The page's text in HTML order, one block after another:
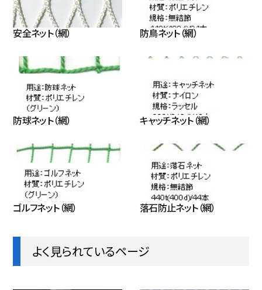
安全ネット（網） 防鳥ネット（網）
防球ネット（網） キャッチネット（網）
ゴルフネット（網） 落石防止ネット（網）
よく見られているページ